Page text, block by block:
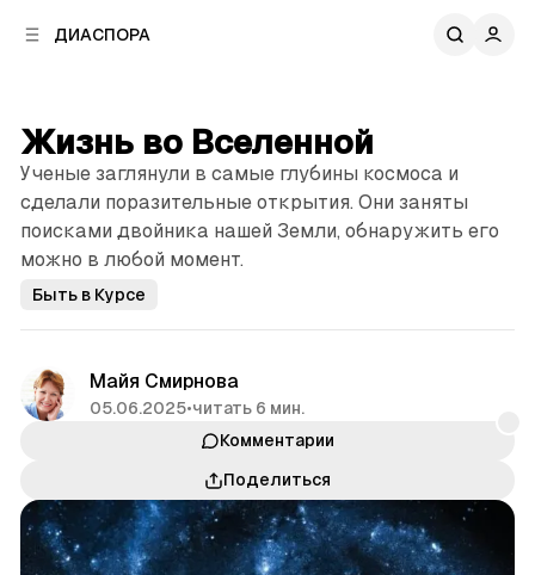
ДИАСПОРА
Жизнь во Вселенной
Ученые заглянули в самые глубины космоса и
сделали поразительные открытия. Они заняты
поисками двойника нашей Земли, обнаружить его
можно в любой момент.
Быть в Курсе
Майя Смирнова
05.06.2025•читать 6 мин.
Комментарии
Поделиться